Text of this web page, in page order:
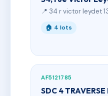
📍 34 r victor leydet
🏠 4 lots
AF5121785
SDC 4 TRAVERSE